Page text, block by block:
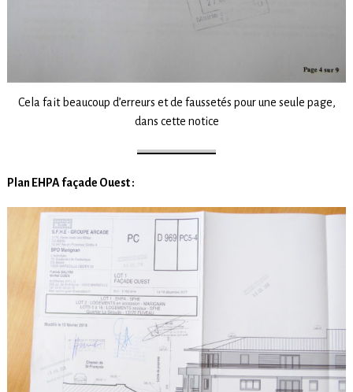
Cela fait beaucoup d’erreurs et de faussetés pour une seule page,
dans cette notice
Plan EHPA façade Ouest :